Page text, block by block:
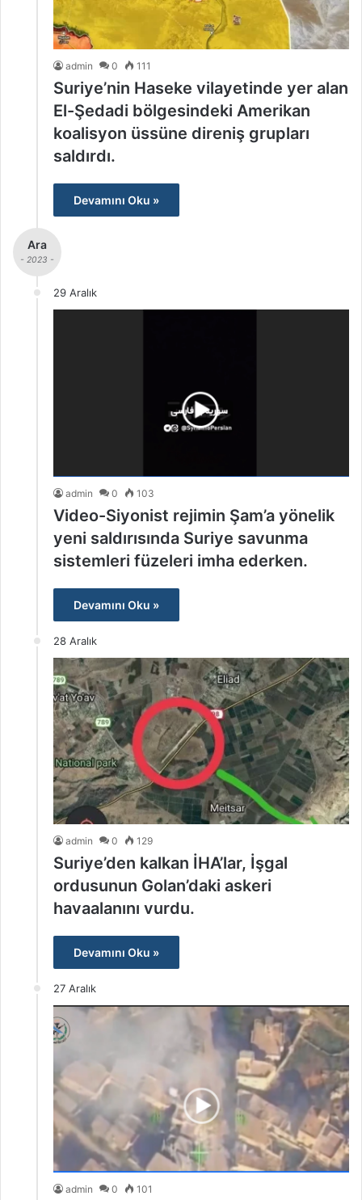
admin 0 111
Suriye’nin Haseke vilayetinde yer alan
El-Şedadi bölgesindeki Amerikan
koalisyon üssüne direniş grupları
saldırdı.
Devamını Oku »
Ara
- 2023 -
29 Aralık
admin 0 103
Video-Siyonist rejimin Şam’a yönelik
yeni saldırısında Suriye savunma
sistemleri füzeleri imha ederken.
Devamını Oku »
28 Aralık
admin 0 129
Suriye’den kalkan İHA’lar, İşgal
ordusunun Golan’daki askeri
havaalanını vurdu.
Devamını Oku »
27 Aralık
admin 0 101